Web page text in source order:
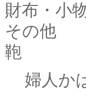
財布・小
その他
鞄
婦人か